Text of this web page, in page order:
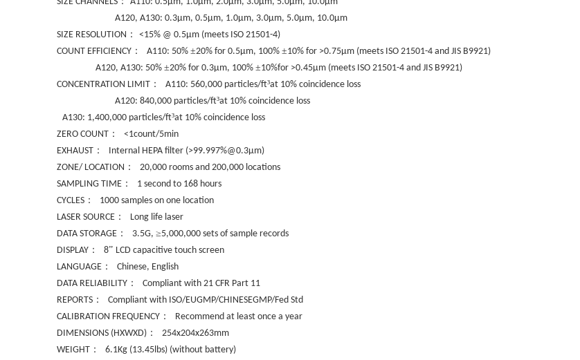
A120, A130: 0.3µm, 0.5µm, 1.0µm, 3.0µm, 5.0µm, 10.0µm
SIZE RESOLUTION ： <15% @ 0.5µm (meets ISO 21501-4)
COUNT EFFICIENCY ： A110: 50% ±20% for 0.5µm, 100% ±10% for >0.75µm (meets ISO 21501-4 and JIS B9921)
A120, A130: 50% ±20% for 0.3µm, 100% ±10%for >0.45µm (meets ISO 21501-4 and JIS B9921)
CONCENTRATION LIMIT ： A110: 560,000 particles/ft³at 10% coincidence loss
A120: 840,000 particles/ft³at 10% coincidence loss
A130: 1,400,000 particles/ft³at 10% coincidence loss
ZERO COUNT ： <1count/5min
EXHAUST ： Internal HEPA filter (>99.997%@0.3µm)
ZONE/ LOCATION ： 20,000 rooms and 200,000 locations
SAMPLING TIME ： 1 second to 168 hours
CYCLES ： 1000 samples on one location
LASER SOURCE ： Long life laser
DATA STORAGE ： 3.5G, ≥5,000,000 sets of sample records
DISPLAY ： 8” LCD capacitive touch screen
LANGUAGE ： Chinese, English
DATA RELIABILITY ： Compliant with 21 CFR Part 11
REPORTS ： Compliant with ISO/EUGMP/CHINESEGMP/Fed Std
CALIBRATION FREQUENCY ： Recommend at least once a year
DIMENSIONS (HXWXD) ： 254x204x263mm
WEIGHT ： 6.1Kg (13.45lbs) (without battery)